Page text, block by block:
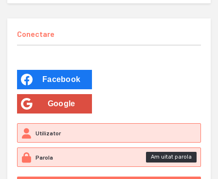
Conectare
Facebook
Google
Am uitat parola